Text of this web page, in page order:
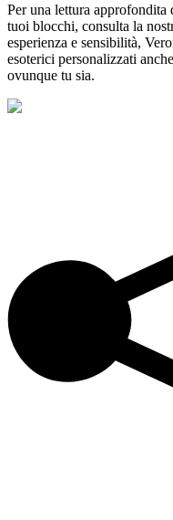
Per una lettura approfondita
tuoi blocchi, consulta la
esperienza e sensibilità,
esoterici personalizzati
ovunque tu sia.